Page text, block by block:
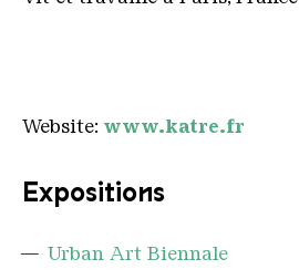
Website: www.katre.fr
Expositions
Urban Art Biennale